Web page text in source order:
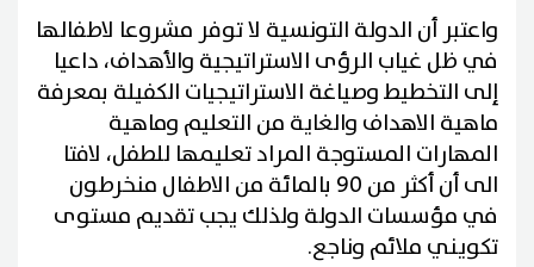
واعتبر أن الدولة التونسية لا توفر مشروعا لاطفالها
في ظل غياب الرؤى الاستراتيجية والأهداف، داعيا
إلى التخطيط وصياغة الاستراتيجيات الكفيلة بمعرفة
ماهية الاهداف والغاية من التعليم وماهية
المهارات المستوجة المراد تعليمها للطفل، لافتا
الى أن أكثر من 90 بالمائة من الاطفال منخرطون
في مؤسسات الدولة ولذلك يجب تقديم مستوى
تكويني ملائم وناجع.